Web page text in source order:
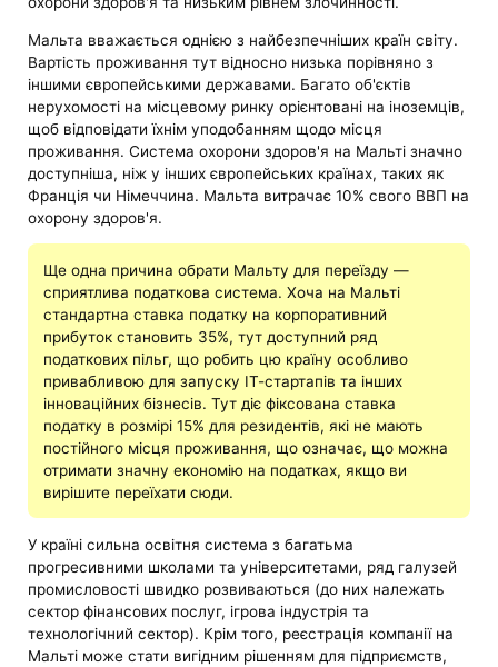
Мальта вважається однією з найбезпечніших країн світу.
Вартість проживання тут відносно низька порівняно з
іншими європейськими державами. Багато об'єктів
нерухомості на місцевому ринку орієнтовані на іноземців,
щоб відповідати їхнім уподобанням щодо місця
проживання. Система охорони здоров'я на Мальті значно
доступніша, ніж у інших європейських країнах, таких як
Франція чи Німеччина. Мальта витрачає 10% свого ВВП на
охорону здоров'я.
Ще одна причина обрати Мальту для переїзду —
сприятлива податкова система. Хоча на Мальті
стандартна ставка податку на корпоративний
прибуток становить 35%, тут доступний ряд
податкових пільг, що робить цю країну особливо
привабливою для запуску ІТ-стартапів та інших
інноваційних бізнесів. Тут діє фіксована ставка
податку в розмірі 15% для резидентів, які не мають
постійного місця проживання, що означає, що можна
отримати значну економію на податках, якщо ви
вирішите переїхати сюди.
У країні сильна освітня система з багатьма
прогресивними школами та університетами, ряд галузей
промисловості швидко розвиваються (до них належать
сектор фінансових послуг, ігрова індустрія та
технологічний сектор). Крім того, реєстрація компанії на
Мальті може стати вигідним рішенням для підприємств,